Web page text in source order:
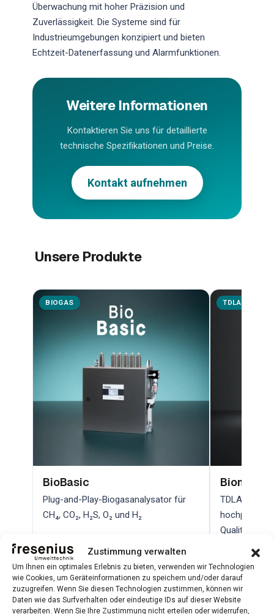
Zustimmung verwalten
Um Ihnen ein optimales Erlebnis zu bieten, verwenden wir Technologien
wie Cookies, um Geräteinformationen zu speichern und/oder darauf
zuzugreifen. Wenn Sie diesen Technologien zustimmen, können wir
Daten wie das Surfverhalten oder eindeutige IDs auf dieser Website
verarbeiten. Wenn Sie Ihre Zustimmung nicht erteilen oder widerrufen,
Überwachung mit hoher Präzision und
Zuverlässigkeit. Die Systeme sind für
Industrieumgebungen konzipiert und bieten
Echtzeit-Datenerfassung und Alarmfunktionen.
Weitere Informationen
Kontaktieren Sie uns für detaillierte
technische Spezifikationen und Preise.
Kontakt aufnehmen
Unsere Produkte
BIOGAS
BioBasic
Plug-and-Play-Biogasanalysator für
CH₄, CO₂, H₂S, O₂ und H₂
Mehr erfahren →
TDLAS
TDLAS-
hochpräzise
Mehr
Alle Produkte ansehen →